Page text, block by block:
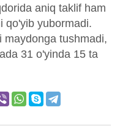
aniq taklif ham
qo'yib yubormadi.
maydonga tushmadi,
31 o'yinda 15 ta